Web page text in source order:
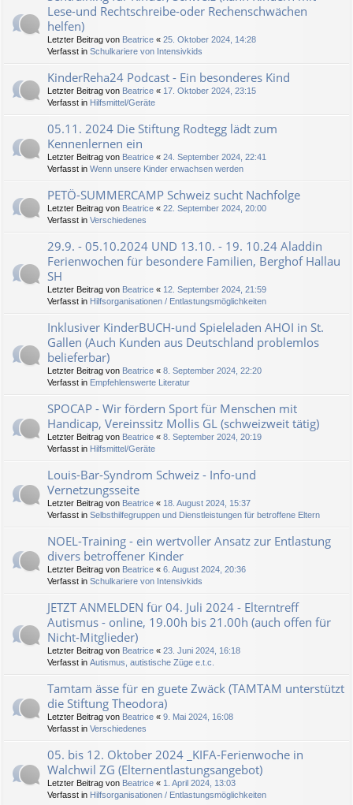
Lese-und Rechtschreibe-oder Rechenschwächen
helfen)
Letzter Beitrag von Beatrice « 25. Oktober 2024, 14:28
Verfasst in Schulkariere von Intensivkids
KinderReha24 Podcast - Ein besonderes Kind
Letzter Beitrag von Beatrice « 17. Oktober 2024, 23:15
Verfasst in Hilfsmittel/Geräte
05.11. 2024 Die Stiftung Rodtegg lädt zum
Kennenlernen ein
Letzter Beitrag von Beatrice « 24. September 2024, 22:41
Verfasst in Wenn unsere Kinder erwachsen werden
PETÖ-SUMMERCAMP Schweiz sucht Nachfolge
Letzter Beitrag von Beatrice « 22. September 2024, 20:00
Verfasst in Verschiedenes
29.9. - 05.10.2024 UND 13.10. - 19. 10.24 Aladdin
Ferienwochen für besondere Familien, Berghof Hallau
SH
Letzter Beitrag von Beatrice « 12. September 2024, 21:59
Verfasst in Hilfsorganisationen / Entlastungsmöglichkeiten
Inklusiver KinderBUCH-und Spieleladen AHOI in St.
Gallen (Auch Kunden aus Deutschland problemlos
belieferbar)
Letzter Beitrag von Beatrice « 8. September 2024, 22:20
Verfasst in Empfehlenswerte Literatur
SPOCAP - Wir fördern Sport für Menschen mit
Handicap, Vereinssitz Mollis GL (schweizweit tätig)
Letzter Beitrag von Beatrice « 8. September 2024, 20:19
Verfasst in Hilfsmittel/Geräte
Louis-Bar-Syndrom Schweiz - Info-und
Vernetzungsseite
Letzter Beitrag von Beatrice « 18. August 2024, 15:37
Verfasst in Selbsthilfegruppen und Dienstleistungen für betroffene Eltern
NOEL-Training - ein wertvoller Ansatz zur Entlastung
divers betroffener Kinder
Letzter Beitrag von Beatrice « 6. August 2024, 20:36
Verfasst in Schulkariere von Intensivkids
JETZT ANMELDEN für 04. Juli 2024 - Elterntreff
Autismus - online, 19.00h bis 21.00h (auch offen für
Nicht-Mitglieder)
Letzter Beitrag von Beatrice « 23. Juni 2024, 16:18
Verfasst in Autismus, autistische Züge e.t.c.
Tamtam ässe für en guete Zwäck (TAMTAM unterstützt
die Stiftung Theodora)
Letzter Beitrag von Beatrice « 9. Mai 2024, 16:08
Verfasst in Verschiedenes
05. bis 12. Oktober 2024 _KIFA-Ferienwoche in
Walchwil ZG (Elternentlastungsangebot)
Letzter Beitrag von Beatrice « 1. April 2024, 13:03
Verfasst in Hilfsorganisationen / Entlastungsmöglichkeiten